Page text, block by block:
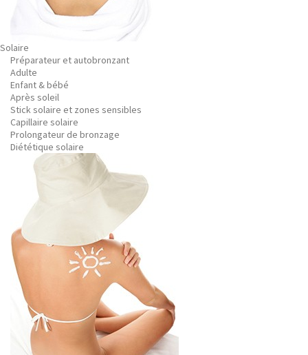
Solaire
Préparateur et autobronzant
Adulte
Enfant & bébé
Après soleil
Stick solaire et zones sensibles
Capillaire solaire
Prolongateur de bronzage
Diététique solaire